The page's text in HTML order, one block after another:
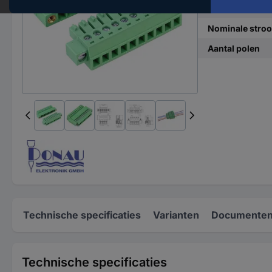
Nominale
Aantal polen
Technische specificaties Varianten
Technische specificaties